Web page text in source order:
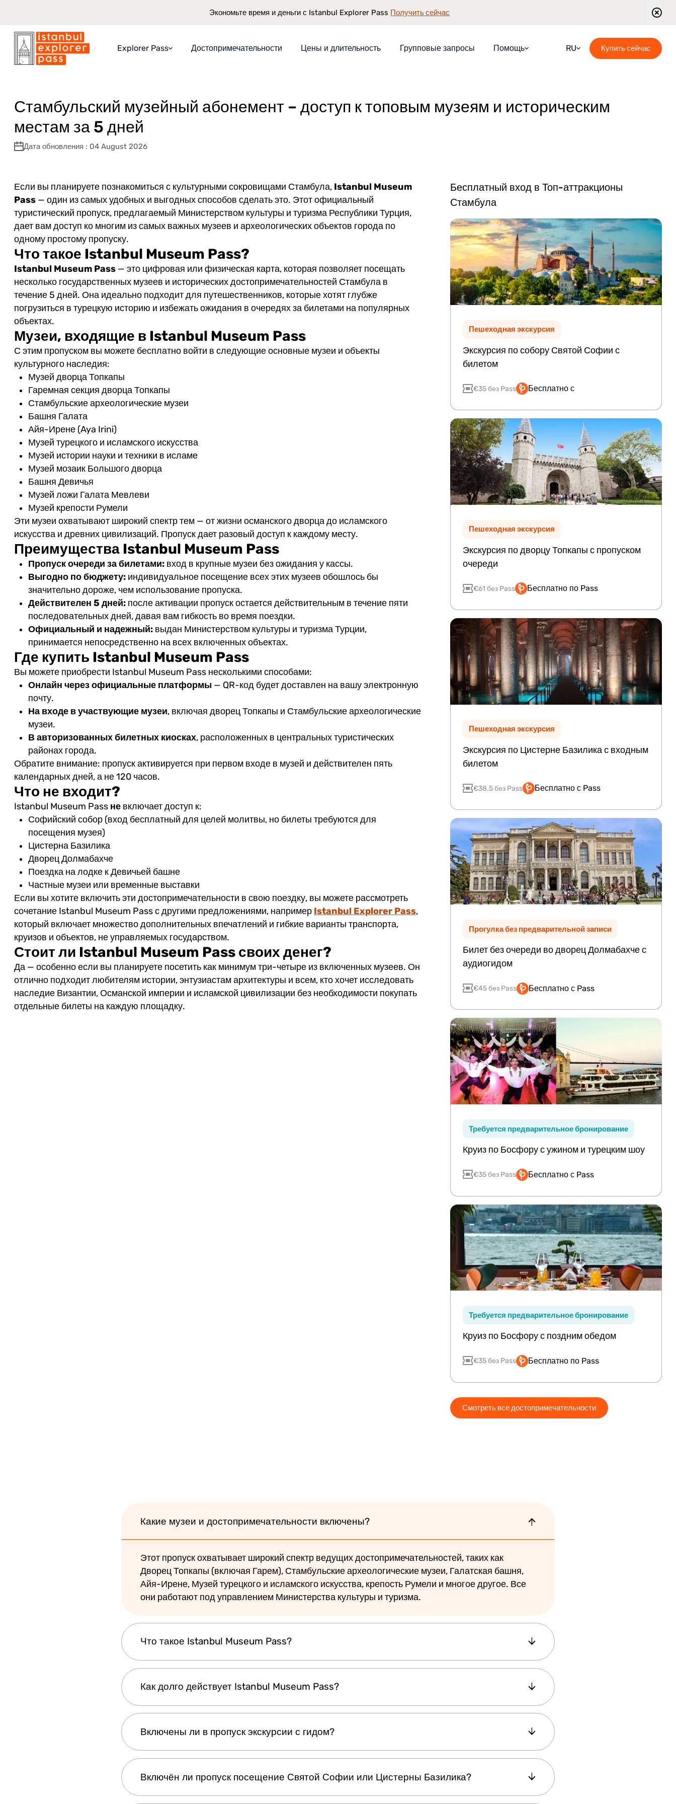
Экономьте время и деньги с Istanbul Explorer Pass Получить сейчас
Explorer Pass
Как это работает
Гарантия экономии
Достопримечательности Цены и длительность Групповые запросы Помощь RU
Romanian
Купить сейчас
Istanbul Explorer Pass
Стамбульский музейный абонемент – доступ к топовым музеям и историческим
местам за 5 дней
Дата обновления : 04 August 2026
Если вы планируете познакомиться с культурными сокровищами Стамбула, Istanbul Museum
Pass— один из самых удобных и выгодных способов сделать это. Этот официальный
туристический пропуск, предлагаемый Министерством культуры и туризма Республики Турция,
дает вам доступ ко многим из самых важных музеев и археологических объектов города по
одному простому пропуску.
Что такое Istanbul Museum Pass?
Istanbul Museum Pass— это цифровая или физическая карта, которая позволяет посещать
несколько государственных музеев и исторических достопримечательностей Стамбула в
течение 5 дней. Она идеально подходит для путешественников, которые хотят глубже
погрузиться в турецкую историю и избежать ожидания в очередях за билетами на популярных
объектах.
Музеи, входящие в Istanbul Museum Pass
С этим пропуском вы можете бесплатно войти в следующие основные музеи и объекты
культурного наследия:
Музей дворца Топкапы
Гаремная секция дворца Топкапы
Стамбульские археологические музеи
Башня Галата
Айя-Ирене (Aya Irini)
Музей турецкого и исламского искусства
Музей истории науки и техники в исламе
Музей мозаик Большого дворца
Башня Девичья
Музей ложи Галата Мевлеви
Музей крепости Румели
Эти музеи охватывают широкий спектр тем — от жизни османского дворца до исламского
искусства и древних цивилизаций. Пропуск дает разовый доступ к каждому месту.
Преимущества Istanbul Museum Pass
Пропуск очереди за билетами:вход в крупные музеи без ожидания у кассы.
Выгодно по бюджету:индивидуальное посещение всех этих музеев обошлось бы
значительно дороже, чем использование пропуска.
Действителен 5 дней:после активации пропуск остается действительным в течение пяти
последовательных дней, давая вам гибкость во время поездки.
Официальный и надежный:выдан Министерством культуры и туризма Турции,
принимается непосредственно на всех включенных объектах.
Где купить Istanbul Museum Pass
Вы можете приобрести Istanbul Museum Pass несколькими способами:
Онлайн через официальные платформы— QR-код будет доставлен на вашу электронную
почту.
На входе в участвующие музеи, включая дворец Топкапы и Стамбульские археологические
музеи.
В авторизованных билетных киосках, расположенных в центральных туристических
районах города.
Обратите внимание: пропуск активируется при первом входе в музей и действителен пять
календарных дней, а не 120 часов.
Что не входит?
Istanbul Museum Pass невключает доступ к:
Софийский собор (вход бесплатный для целей молитвы, но билеты требуются для
посещения музея)
Цистерна Базилика
Дворец Долмабахче
Поездка на лодке к Девичьей башне
Частные музеи или временные выставки
Если вы хотите включить эти достопримечательности в свою поездку, вы можете рассмотреть
сочетание Istanbul Museum Pass с другими предложениями, например Istanbul Explorer Pass,
который включает множество дополнительных впечатлений и гибкие варианты транспорта,
круизов и объектов, не управляемых государством.
Стоит ли Istanbul Museum Pass своих денег?
Да — особенно если вы планируете посетить как минимум три-четыре из включенных музеев. Он
отлично подходит любителям истории, энтузиастам архитектуры и всем, кто хочет исследовать
наследие Византии, Османской империи и исламской цивилизации без необходимости покупать
отдельные билеты на каждую площадку.
Бесплатный вход в Топ-аттракционы
Стамбула
Пешеходная экскурсия
Экскурсия по собору Святой Софии с
билетом
€35 без Pass Бесплатно с
Пешеходная экскурсия
Экскурсия по дворцу Топкапы с пропуском
очереди
€61 без Pass Бесплатно по Pass
Пешеходная экскурсия
Экскурсия по Цистерне Базилика с входным
билетом
€38.5 без Pass Бесплатно с Pass
Прогулка без предварительной записи
Билет без очереди во дворец Долмабахче с
аудиогидом
€45 без Pass Бесплатно с Pass
Требуется предварительное бронирование
Круиз по Босфору с ужином и турецким шоу
€35 без Pass Бесплатно с Pass
Требуется предварительное бронирование
Круиз по Босфору с поздним обедом
€35 без Pass Бесплатно по Pass
Смотреть все достопримечательности
Какие музеи и достопримечательности включены?
Этот пропуск охватывает широкий спектр ведущих достопримечательностей, таких как
Дворец Топкапы (включая Гарем), Стамбульские археологические музеи, Галатская башня,
Айя-Ирене, Музей турецкого и исламского искусства, крепость Румели и многое другое. Все
они работают под управлением Министерства культуры и туризма.
Что такое Istanbul Museum Pass?
выпущенный Министерством культуры и туризма Турции. Он позволяет посетителям попасть
в несколько самых важных музеев Стамбула и исторических объектов без необходимости
Как долго действует Istanbul Museum Pass?
раза, когда вы используете его в одном из включённых музеев. В течение этого периода он
даёт разовый вход на каждый объект.
Включены ли в пропуск экскурсии с гидом?
Если вы ищете доступ с гидом, рассмотрите возможность сочетания его с отдельной услугой
или пакетом, таким как Istanbul Explorer Pass.
Включён ли пропуск посещение Святой Софии или Цистерны Базилика?